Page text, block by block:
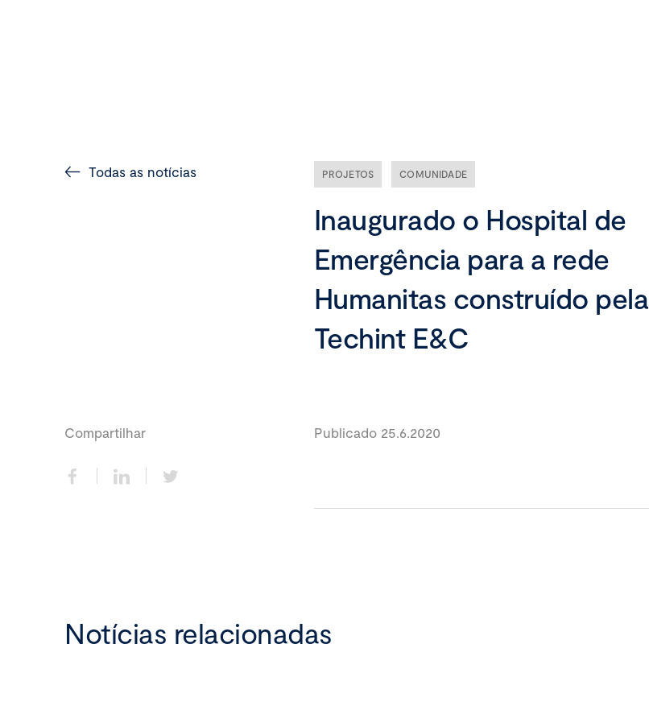
Ética e compliance
Liderança
Todas as notícias PROJETOS COMUNIDADE
Inaugurado o Hospital de
Emergência para a rede
Humanitas construído pela
Techint E&C
Compartilhar Publicado 25.6.2020
Notícias relacionadas